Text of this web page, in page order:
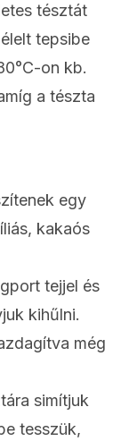
tésztát
tepsibe
on kb.
a tészta
egy
kakaós
tejjel és
kihűlni.
még
simítjuk
tesszük,